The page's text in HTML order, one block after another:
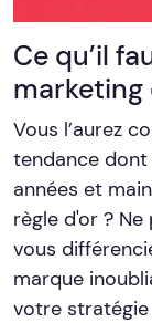
Ce qu’il
Vous l’aurez
tendance
années et
règle d'or ?
vous
marque
votre